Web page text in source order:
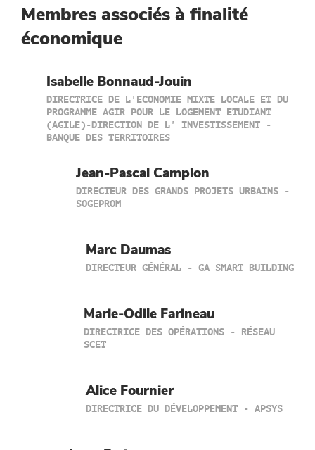
Membres associés à finalité
économique
Isabelle Bonnaud-Jouin
DIRECTRICE DE L'ECONOMIE MIXTE LOCALE ET DU
PROGRAMME AGIR POUR LE LOGEMENT ETUDIANT
(AGILE)-DIRECTION DE L' INVESTISSEMENT -
BANQUE DES TERRITOIRES
Jean-Pascal Campion
DIRECTEUR DES GRANDS PROJETS URBAINS -
SOGEPROM
Marc Daumas
DIRECTEUR GÉNÉRAL - GA SMART BUILDING
Marie-Odile Farineau
DIRECTRICE DES OPÉRATIONS - RÉSEAU
SCET
Alice Fournier
DIRECTRICE DU DÉVELOPPEMENT - APSYS